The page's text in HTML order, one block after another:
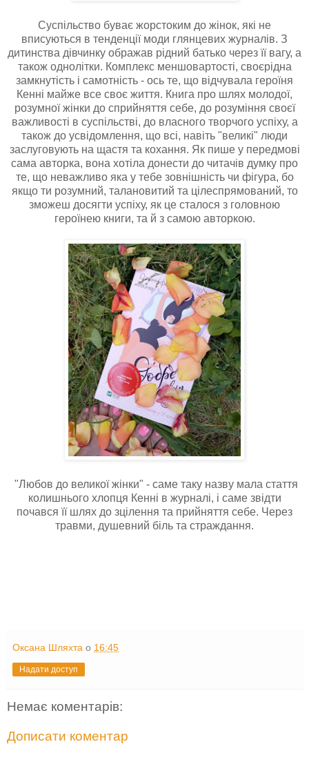
Суспільство буває жорстоким до жінок, які не
вписуються в тенденції моди глянцевих журналів. З
дитинства дівчинку ображав рідний батько через її вагу, а
також однолітки. Комплекс меншовартості, своєрідна
замкнутість і самотність - ось те, що відчувала героїня
Кенні майже все своє життя. Книга про шлях молодої,
розумної жінки до сприйняття себе, до розуміння своєї
важливості в суспільстві, до власного творчого успіху, а
також до усвідомлення, що всі, навіть "великі" люди
заслуговують на щастя та кохання. Як пише у передмові
сама авторка, вона хотіла донести до читачів думку про
те, що неважливо яка у тебе зовнішність чи фігура, бо
якщо ти розумний, талановитий та цілеспрямований, то
зможеш досягти успіху, як це сталося з головною
героїнею книги, та й з самою авторкою.
"Любов до великої жінки" - саме таку назву мала стаття
колишнього хлопця Кенні в журналі, і саме звідти
почався її шлях до зцілення та прийняття себе. Через
травми, душевний біль та страждання.
Оксана Шляхта о 16:45
Надати доступ
Немає коментарів:
Дописати коментар